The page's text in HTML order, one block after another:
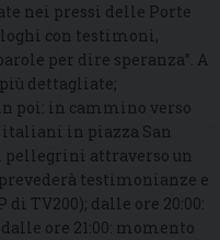
nei pressi delle Porte
con testimoni,
per dire speranza”. A
dettagliate;
poi: in cammino verso
italiani in piazza San
pellegrini attraverso un
testimonianze e
di TV200); dalle ore 20:00:
ore 21:00: momento